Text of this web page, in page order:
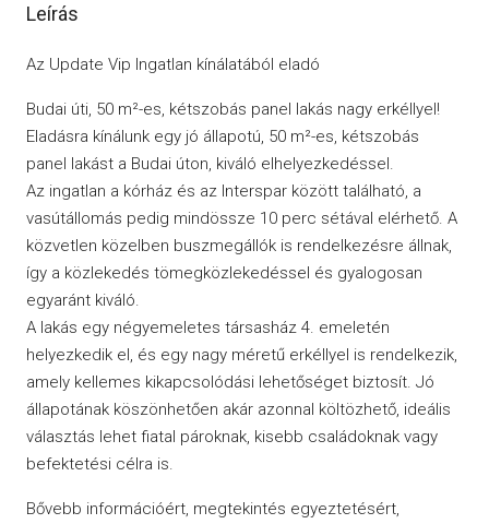
Leírás
Az Update Vip Ingatlan kínálatából eladó
Budai úti, 50 m²-es, kétszobás panel lakás nagy erkéllyel!
Eladásra kínálunk egy jó állapotú, 50 m²-es, kétszobás
panel lakást a Budai úton, kiváló elhelyezkedéssel.
Az ingatlan a kórház és az Interspar között található, a
vasútállomás pedig mindössze 10 perc sétával elérhető. A
közvetlen közelben buszmegállók is rendelkezésre állnak,
így a közlekedés tömegközlekedéssel és gyalogosan
egyaránt kiváló.
A lakás egy négyemeletes társasház 4. emeletén
helyezkedik el, és egy nagy méretű erkéllyel is rendelkezik,
amely kellemes kikapcsolódási lehetőséget biztosít. Jó
állapotának köszönhetően akár azonnal költözhető, ideális
választás lehet fiatal pároknak, kisebb családoknak vagy
befektetési célra is.
Bővebb információért, megtekintés egyeztetésért,